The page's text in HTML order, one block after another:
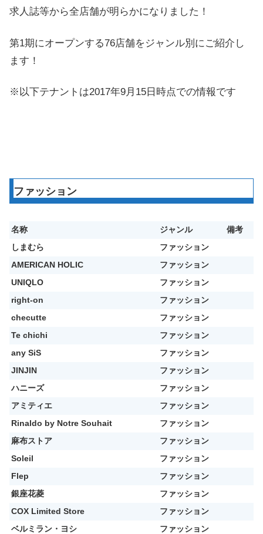
求人誌等から全店舗が明らかになりました！
第1期にオープンする76店舗をジャンル別にご紹介し
ます！
※以下テナントは2017年9月15日時点での情報です
ファッション
名称 ジャンル
備考
しまむら
ファッション
AMERICAN HOLIC
ファッション
UNIQLO
ファッション
right-on
ファッション
checutte
ファッション
Te chichi
ファッション
any SiS
ファッション
JINJIN
ファッション
ハニーズ
ファッション
アミティエ
ファッション
Rinaldo by Notre Souhait
ファッション
麻布ストア
ファッション
Soleil
ファッション
Flep
ファッション
銀座花菱
ファッション
COX Limited Store
ファッション
ベルミラン・ヨシ
ファッション